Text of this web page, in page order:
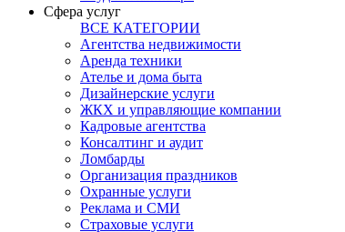
Сфера услуг
ВСЕ КАТЕГОРИИ
Агентства недвижимости
Аренда техники
Ателье и дома быта
Дизайнерские услуги
ЖКХ и управляющие компании
Кадровые агентства
Консалтинг и аудит
Ломбарды
Организация праздников
Охранные услуги
Реклама и СМИ
Страховые услуги